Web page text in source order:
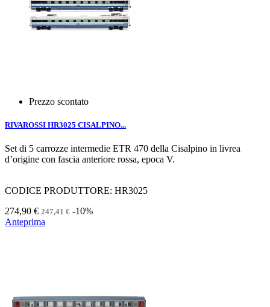
Prezzo scontato
RIVAROSSI HR3025 CISALPINO...
Set di 5 carrozze intermedie ETR 470 della Cisalpino in livrea
d’origine con fascia anteriore rossa, epoca V.
CODICE PRODUTTORE: HR3025
274,90 € 247,41 € -10%
Anteprima